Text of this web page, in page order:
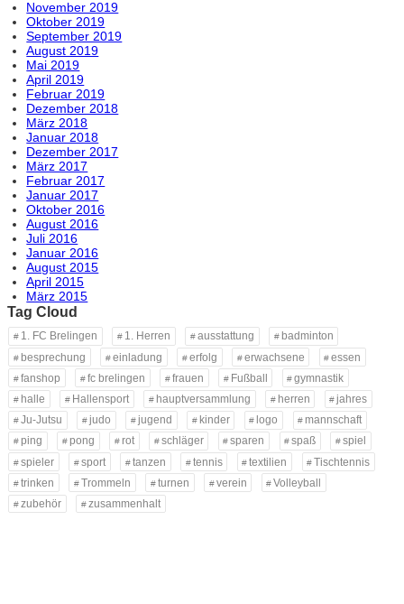
November 2019
Oktober 2019
September 2019
August 2019
Mai 2019
April 2019
Februar 2019
Dezember 2018
März 2018
Januar 2018
Dezember 2017
März 2017
Februar 2017
Januar 2017
Oktober 2016
August 2016
Juli 2016
Januar 2016
August 2015
April 2015
März 2015
Tag Cloud
1. FC Brelingen 1. Herren ausstattung
badminton
besprechung
einladung erfolg erwachsene
essen
fanshop
fc brelingen frauen Fußball
gymnastik
halle
Hallensport hauptversammlung herren
jahres
Ju-Jutsu
judo jugend kinder logo
mannschaft
ping
pong rot schläger sparen spaß
spiel
spieler
sport tanzen tennis textilien
Tischtennis
trinken
Trommeln turnen verein
Volleyball
zubehör
zusammenhalt